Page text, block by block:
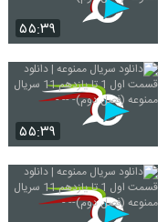
۵۵:۳۹
۵۵:۳۹